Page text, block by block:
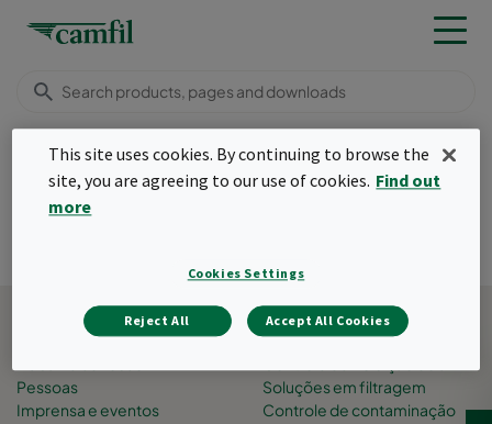
Voltar ao topo
Sobre a Camfil
Pessoas
Imprensa e eventos
Área de negócio
Soluções em filtragem
Controle de contaminação
This site uses cookies. By continuing to browse the
site, you are agreeing to our use of cookies. Find out
more
Cookies Settings
Reject All Accept All Cookies